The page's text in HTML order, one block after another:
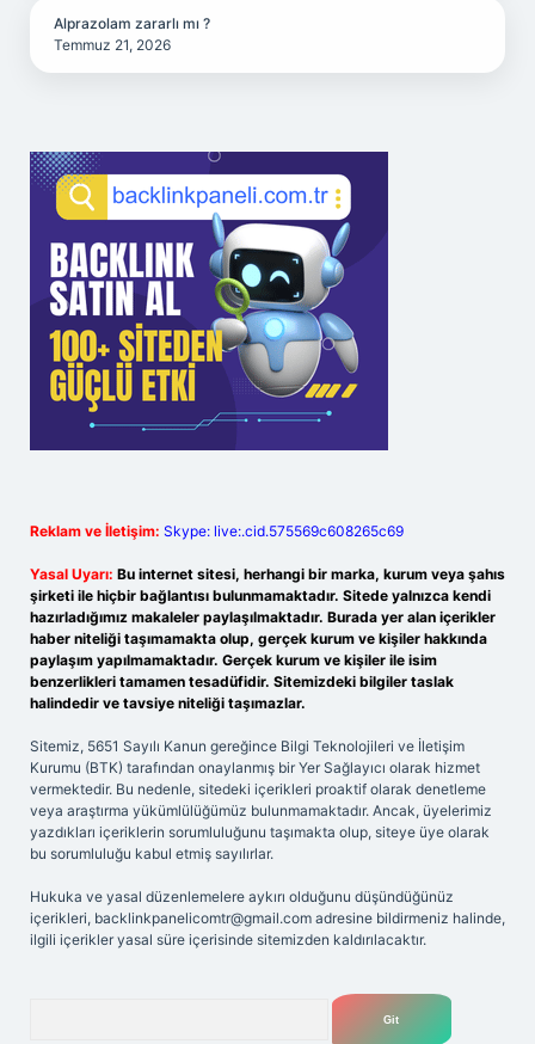
Alprazolam zararlı mı ?
Temmuz 21, 2026
Reklam ve İletişim: Skype: live:.cid.575569c608265c69
Yasal Uyarı: Bu internet sitesi, herhangi bir marka, kurum veya şahıs
şirketi ile hiçbir bağlantısı bulunmamaktadır. Sitede yalnızca kendi
hazırladığımız makaleler paylaşılmaktadır. Burada yer alan içerikler
haber niteliği taşımamakta olup, gerçek kurum ve kişiler hakkında
paylaşım yapılmamaktadır. Gerçek kurum ve kişiler ile isim
benzerlikleri tamamen tesadüfidir. Sitemizdeki bilgiler taslak
halindedir ve tavsiye niteliği taşımazlar.
Sitemiz, 5651 Sayılı Kanun gereğince Bilgi Teknolojileri ve İletişim
Kurumu (BTK) tarafından onaylanmış bir Yer Sağlayıcı olarak hizmet
vermektedir. Bu nedenle, sitedeki içerikleri proaktif olarak denetleme
veya araştırma yükümlülüğümüz bulunmamaktadır. Ancak, üyelerimiz
yazdıkları içeriklerin sorumluluğunu taşımakta olup, siteye üye olarak
bu sorumluluğu kabul etmiş sayılırlar.
Hukuka ve yasal düzenlemelere aykırı olduğunu düşündüğünüz
içerikleri, backlinkpanelicomtr@gmail.com adresine bildirmeniz halinde,
ilgili içerikler yasal süre içerisinde sitemizden kaldırılacaktır.